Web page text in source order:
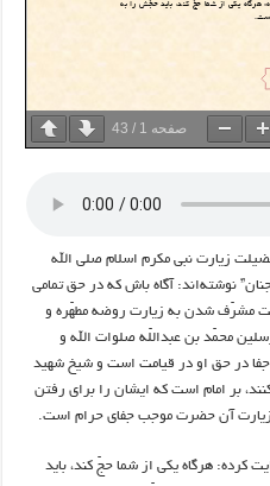
صفحه 1
/
43
زیارت نبی مکرم اسلام صلی الله
نوشته‌اند: آگاه باش كه در حق تمامى
مشرّف شدن به زيارت روضه مطهّره و
محمّد بن عبداللّه صلوات الله و
در حق او در قيامت است و شيخ شهيد
بر امام است كه ايشان را براى‏ رفتن
زيارت آن حضرت موجب جفاى حرام است.
كرده: هرگاه يكى از شما حجّ كند، بايد